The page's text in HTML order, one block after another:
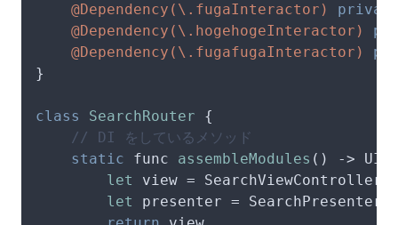
@Dependency(\.fugaInteractor)
@Dependency(\.hogehogeInteractor)
@Dependency(\.fugafugaInteractor)
}
class SearchRouter {
// DI をしているメソッド
static func assembleModules ()
->
let
view =
let
presenter =